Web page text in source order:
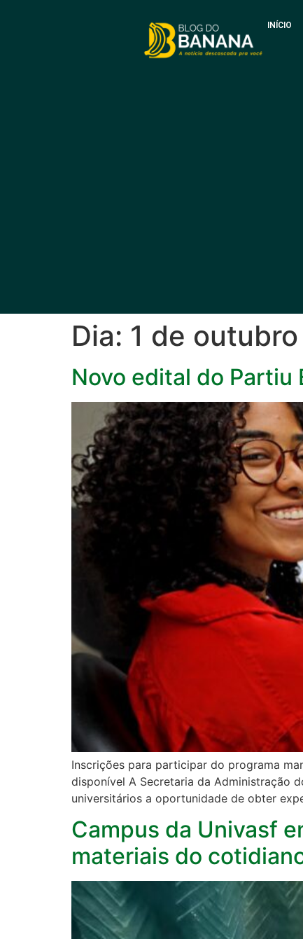
INÍCIO
Dia: 1 de
Novo edital do
Inscrições para participar do programa
disponível A Secretaria da Administração
universitários a oportunidade de obter
Campus da Univasf
materiais do